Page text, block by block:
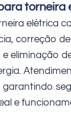
torneira
elétrica
correção
eliminação
garantindo
e